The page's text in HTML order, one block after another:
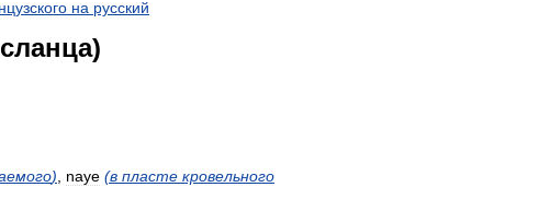
на русский
) naye (в пласте кровельного